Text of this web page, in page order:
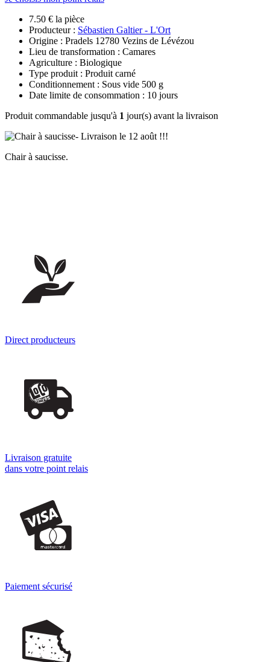
7.50 € la pièce
Producteur : Sébastien Galtier - L'Ort
Origine : Pradels 12780 Vezins de Lévézou
Lieu de transformation : Camares
Agriculture : Biologique
Type produit : Produit carné
Conditionnement : Sous vide 500 g
Date limite de consommation : 10 jours
Produit commandable jusqu'à 1 jour(s) avant la livraison
Chair à saucisse.
Direct producteurs
Livraison gratuite
dans votre point relais
Paiement sécurisé